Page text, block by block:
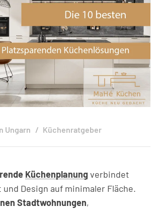
Ungarn Küchenratgeber
Küchenplanungverbindet
Design auf minimaler Fläche.
Stadtwohnungen,